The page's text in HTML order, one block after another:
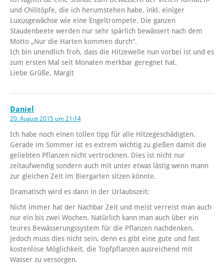
und Chilitöpfe, die ich herumstehen habe, inkl. einiger
Luxusgewächse wie eine Engeltrompete. Die ganzen
Staudenbeete werden nur sehr spärlich bewässert nach dem
Motto „Nur die Harten kommen durch“.
Ich bin unendlich froh, dass die Hitzewelle nun vorbei ist und es
zum ersten Mal seit Monaten merkbar geregnet hat.
Liebe Grüße, Margit
Daniel
20. August 2015 um 21:14
Ich habe noch einen tollen tipp für alle Hitzegeschädigten.
Gerade im Sommer ist es extrem wichtig zu gießen damit die
geliebten Pflanzen nicht vertrocknen. Dies ist nicht nur
zeitaufwendig sondern auch mit unter etwas lästig wenn mann
zur gleichen Zeit im Biergarten sitzen könnte.
Dramatisch wird es dann in der Urlaubszeit:
Nicht immer hat der Nachbar Zeit und meist verreist man auch
nur ein bis zwei Wochen. Natürlich kann man auch über ein
teures Bewässerungssystem für die Pflanzen nachdenken,
jedoch muss dies nicht sein, denn es gibt eine gute und fast
kostenlose Möglichkeit, die Topfpflanzen ausreichend mit
Wasser zu versorgen.